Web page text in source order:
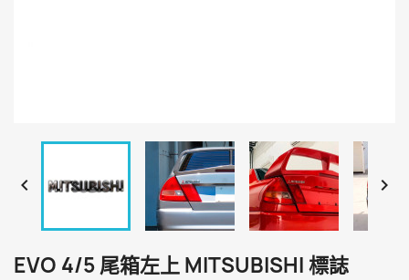
 
EVO 4/5 尾箱左上 MITSUBISHI 標誌